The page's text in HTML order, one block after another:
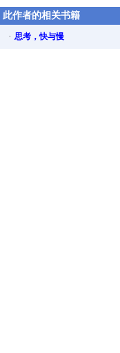
此作者的相关书籍
· 思考，快与慢